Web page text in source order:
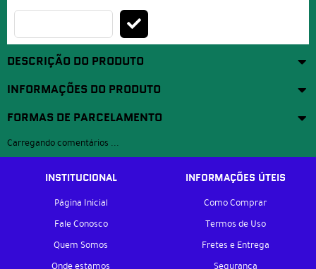
DESCRIÇÃO DO PRODUTO
INFORMAÇÕES DO PRODUTO
FORMAS DE PARCELAMENTO
Carregando comentários ...
INSTITUCIONAL
Página Inicial
Fale Conosco
Quem Somos
INFORMAÇÕES ÚTEIS
Como Comprar
Termos de Uso
Fretes e Entrega